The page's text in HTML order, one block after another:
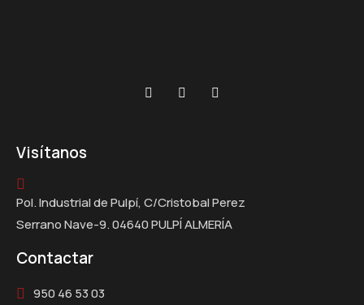
Visítanos
Pol. Industrial de Pulpí, C/Cristobal Perez
Serrano Nave-9. 04640 PULPÍ ALMERÍA
Contactar
950 46 53 03